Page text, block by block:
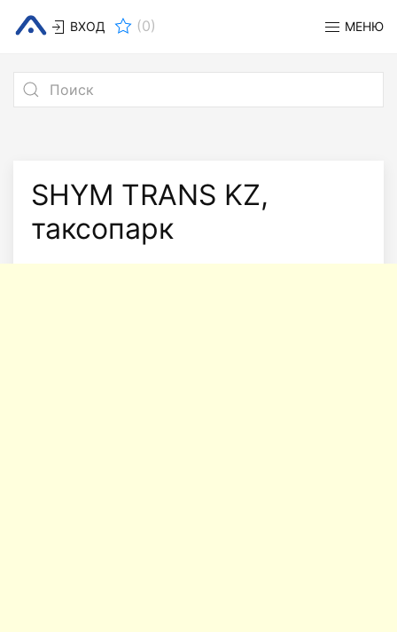
ВХОД (0) МЕНЮ
SHYM TRANS KZ,
таксопарк